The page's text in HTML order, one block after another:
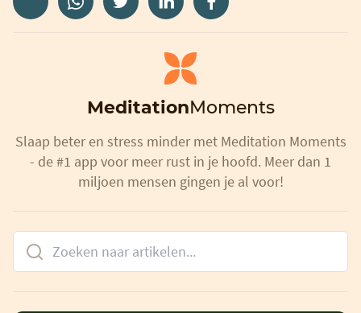
MeditationMoments
Slaap beter en stress minder met Meditation Moments
- de #1 app voor meer rust in je hoofd. Meer dan 1
miljoen mensen gingen je al voor!